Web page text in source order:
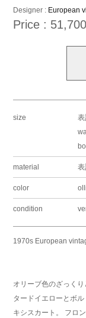
Designer : European
Price :
size
表
material 表
color
condition
1970s European
オリーブ色のざっく
タードイエローとボ
キシスカート。 フロ